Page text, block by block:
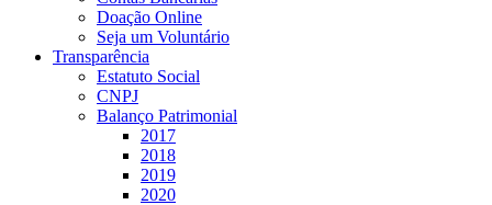
Doação Online
Seja um Voluntário
Transparência
Estatuto Social
CNPJ
Balanço Patrimonial
2017
2018
2019
2020